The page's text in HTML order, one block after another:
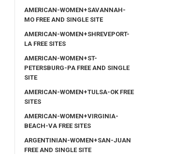
AMERICAN-WOMEN+SAVANNAH-
MO FREE AND SINGLE SITE
AMERICAN-WOMEN+SHREVEPORT-
LA FREE SITES
AMERICAN-WOMEN+ST-
PETERSBURG-PA FREE AND SINGLE
SITE
AMERICAN-WOMEN+TULSA-OK FREE
SITES
AMERICAN-WOMEN+VIRGINIA-
BEACH-VA FREE SITES
ARGENTINIAN-WOMEN+SAN-JUAN
FREE AND SINGLE SITE